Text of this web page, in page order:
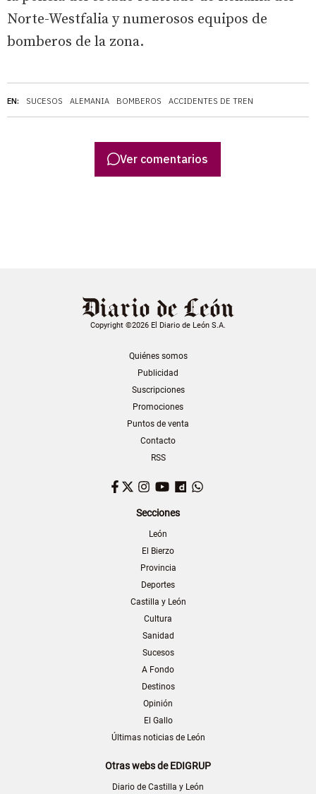
EN: SUCESOS ALEMANIA BOMBEROS ACCIDENTES DE TREN
Norte-Westfalia y numerosos equipos de
bomberos de la zona.
Ver comentarios
Copyright ©2026 El Diario de León S.A.
Quiénes somos
Publicidad
Suscripciones
Promociones
Puntos de venta
Contacto
RSS
Facebook
TwitterInstagram
YouTubeDailymotion
Secciones
León
El Bierzo
Provincia
Deportes
Castilla y León
Cultura
Sanidad
Sucesos
A Fondo
Destinos
Opinión
El Gallo
Últimas noticias de León
Otras webs de EDIGRUP
Diario de Castilla y León